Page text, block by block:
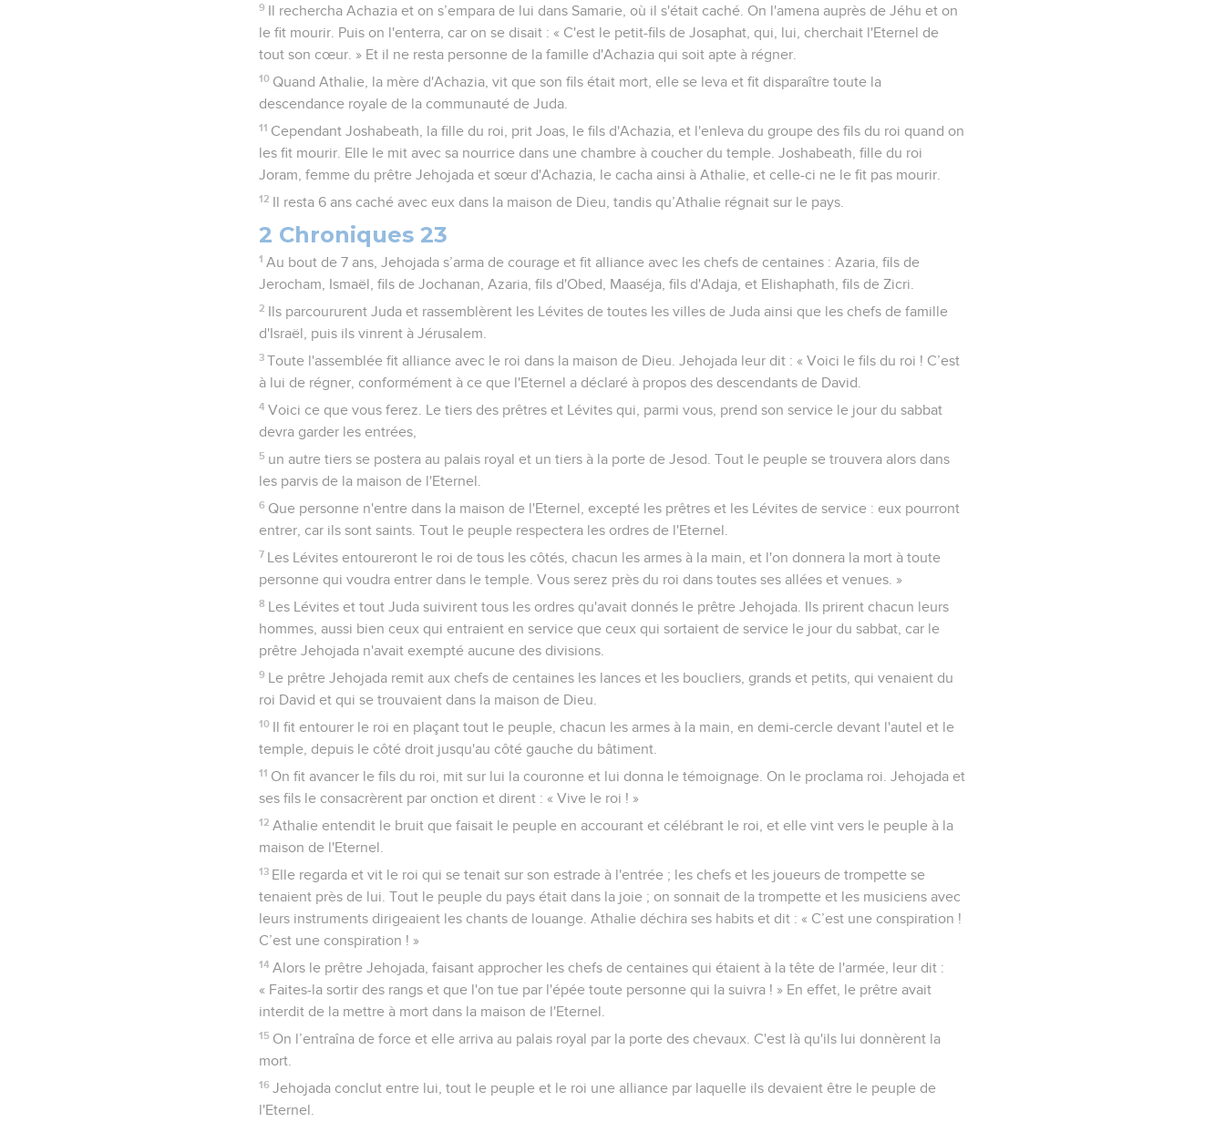
9
Il rechercha Achazia et on s’empara de lui dans Samarie, où il s'était caché. On l'amena auprès de Jéhu et on
le fit mourir. Puis on l'enterra, car on se disait : « C'est le petit-fils de Josaphat, qui, lui, cherchait l'Eternel de
tout son cœur. » Et il ne resta personne de la famille d'Achazia qui soit apte à régner.
10 Quand Athalie, la mère d'Achazia, vit que son fils était mort, elle se leva et fit disparaître toute la
descendance royale de la communauté de Juda.
11 Cependant Joshabeath, la fille du roi, prit Joas, le fils d'Achazia, et l'enleva du groupe des fils du roi quand on
les fit mourir. Elle le mit avec sa nourrice dans une chambre à coucher du temple. Joshabeath, fille du roi
Joram, femme du prêtre Jehojada et sœur d'Achazia, le cacha ainsi à Athalie, et celle-ci ne le fit pas mourir.
12 Il resta 6 ans caché avec eux dans la maison de Dieu, tandis qu’Athalie régnait sur le pays.
2 Chroniques 23
1 Au bout de 7 ans, Jehojada s’arma de courage et fit alliance avec les chefs de centaines : Azaria, fils de
Jerocham, Ismaël, fils de Jochanan, Azaria, fils d'Obed, Maaséja, fils d'Adaja, et Elishaphath, fils de Zicri.
2
Ils parcoururent Juda et rassemblèrent les Lévites de toutes les villes de Juda ainsi que les chefs de famille
d'Israël, puis ils vinrent à Jérusalem.
3 Toute l'assemblée fit alliance avec le roi dans la maison de Dieu. Jehojada leur dit : « Voici le fils du roi ! C’est
à lui de régner, conformément à ce que l'Eternel a déclaré à propos des descendants de David.
4 Voici ce que vous ferez. Le tiers des prêtres et Lévites qui, parmi vous, prend son service le jour du sabbat
devra garder les entrées,
5 un autre tiers se postera au palais royal et un tiers à la porte de Jesod. Tout le peuple se trouvera alors dans
les parvis de la maison de l'Eternel.
6 Que personne n'entre dans la maison de l'Eternel, excepté les prêtres et les Lévites de service : eux pourront
entrer, car ils sont saints. Tout le peuple respectera les ordres de l'Eternel.
7
Les Lévites entoureront le roi de tous les côtés, chacun les armes à la main, et l'on donnera la mort à toute
personne qui voudra entrer dans le temple. Vous serez près du roi dans toutes ses allées et venues. »
8
Les Lévites et tout Juda suivirent tous les ordres qu'avait donnés le prêtre Jehojada. Ils prirent chacun leurs
hommes, aussi bien ceux qui entraient en service que ceux qui sortaient de service le jour du sabbat, car le
prêtre Jehojada n'avait exempté aucune des divisions.
9
Le prêtre Jehojada remit aux chefs de centaines les lances et les boucliers, grands et petits, qui venaient du
roi David et qui se trouvaient dans la maison de Dieu.
10
Il fit entourer le roi en plaçant tout le peuple, chacun les armes à la main, en demi-cercle devant l'autel et le
temple, depuis le côté droit jusqu'au côté gauche du bâtiment.
11 On fit avancer le fils du roi, mit sur lui la couronne et lui donna le témoignage. On le proclama roi. Jehojada et
ses fils le consacrèrent par onction et dirent : « Vive le roi ! »
12 Athalie entendit le bruit que faisait le peuple en accourant et célébrant le roi, et elle vint vers le peuple à la
maison de l'Eternel.
13 Elle regarda et vit le roi qui se tenait sur son estrade à l'entrée ; les chefs et les joueurs de trompette se
tenaient près de lui. Tout le peuple du pays était dans la joie ; on sonnait de la trompette et les musiciens avec
leurs instruments dirigeaient les chants de louange. Athalie déchira ses habits et dit : « C’est une conspiration !
C’est une conspiration ! »
14 Alors le prêtre Jehojada, faisant approcher les chefs de centaines qui étaient à la tête de l'armée, leur dit :
« Faites-la sortir des rangs et que l'on tue par l'épée toute personne qui la suivra ! » En effet, le prêtre avait
interdit de la mettre à mort dans la maison de l'Eternel.
15 On l’entraîna de force et elle arriva au palais royal par la porte des chevaux. C'est là qu'ils lui donnèrent la
mort.
16 Jehojada conclut entre lui, tout le peuple et le roi une alliance par laquelle ils devaient être le peuple de
l'Eternel.